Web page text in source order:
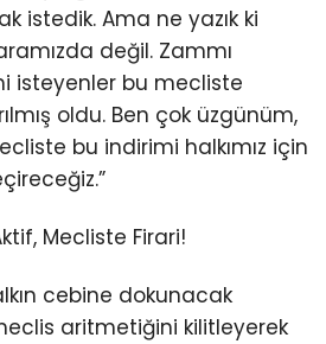
istedik. Ama ne yazık ki
değil. Zammı
isteyenler bu mecliste
oldu. Ben çok üzgünüm,
bu indirimi halkımız için
Mecliste Firari!
cebine dokunacak
aritmetiğini kilitleyerek